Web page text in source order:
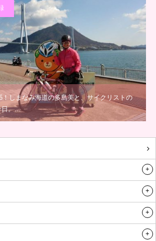
！しまなみ海道の多島美と、サイクリストの
日。…